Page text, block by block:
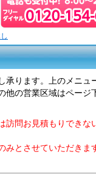
承ります。上のメニュ
他の営業区域はページ
訪問お見積もりできな
みとさせていただきま